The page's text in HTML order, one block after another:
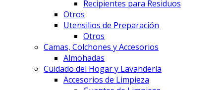
Recipientes para Residuos
Otros
Utensilios de Preparación
Otros
Camas, Colchones y Accesorios
Almohadas
Cuidado del Hogar y Lavandería
Accesorios de Limpieza